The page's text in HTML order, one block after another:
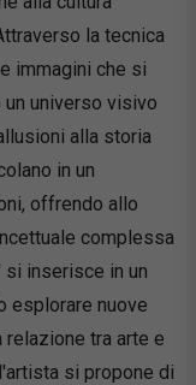
la tecnica
immagini che si
un universo visivo
alla storia
in un
offrendo allo
complessa
si inserisce in un
esplorare nuove
tra arte e
si propone di